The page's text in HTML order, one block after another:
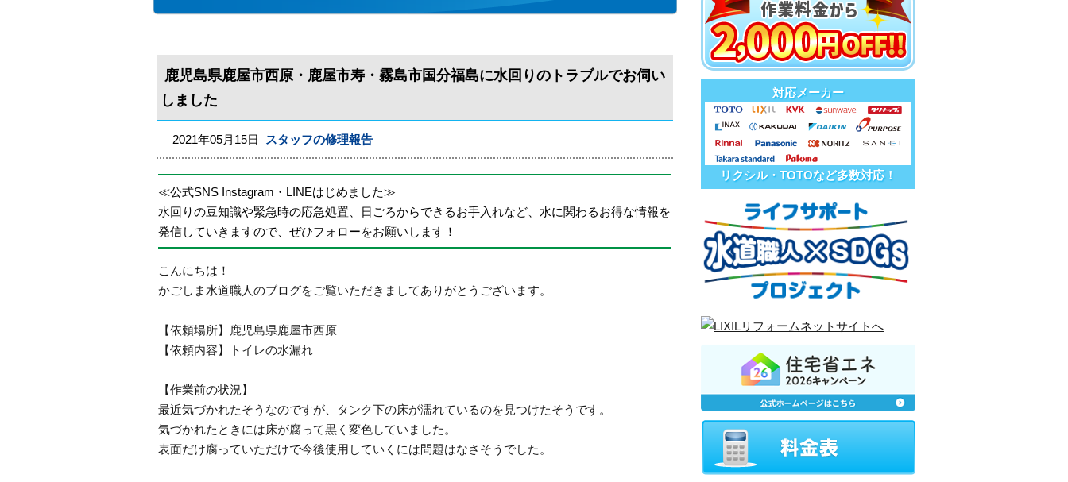
鹿児島県鹿屋市西原・鹿屋市寿・霧島市国分福島に水回りのトラブルでお伺い
しました
2021年05月15日 スタッフの修理報告
≪公式SNS Instagram・LINEはじめました≫
水回りの豆知識や緊急時の応急処置、日ごろからできるお手入れなど、水に関わるお得な情報を
発信していきますので、ぜひフォローをお願いします！
こんにちは！
かごしま水道職人のブログをご覧いただきましてありがとうございます。
【依頼場所】鹿児島県鹿屋市西原
【依頼内容】トイレの水漏れ
【作業前の状況】
最近気づかれたそうなのですが、タンク下の床が濡れているのを見つけたそうです。
気づかれたときには床が腐って黒く変色していました。
表面だけ腐っていただけで今後使用していくには問題はなさそうでした。
対応メーカー
リクシル・TOTOなど多数対応！